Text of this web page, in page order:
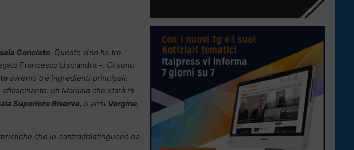
Conciato. Questo vino ha tre
Francesco Lisciandra –. Ci sono
avremo tre ingredienti principali:
un Marsala che starà in
Superiore Riserva, 5 anni Vergine,
che lo contraddistinguono ha